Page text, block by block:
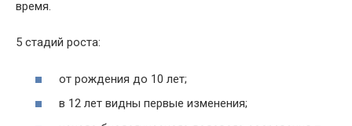
время.
5 стадий роста:
от рождения до 10 лет;
в 12 лет видны первые изменения;